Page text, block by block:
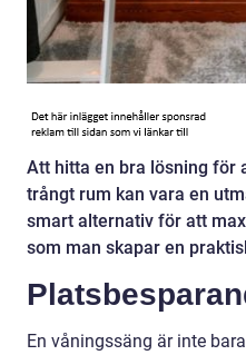
Att hitta en bra lösning för
trångt rum kan vara en
smart alternativ för att
som man skapar en
En våningssäng är inte